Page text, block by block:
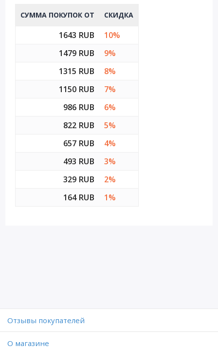
СУММА ПОКУПОК ОТ СКИДКА
1643 RUB
10%
1479 RUB
9%
1315 RUB
8%
1150 RUB
7%
986 RUB
6%
822 RUB
5%
657 RUB
4%
493 RUB
3%
329 RUB
2%
164 RUB
1%
Отзывы покупателей
O магазине